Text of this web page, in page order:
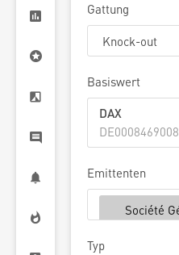
Gattung
Basiswert
DAX
DE0008469008
Emittenten
Typ